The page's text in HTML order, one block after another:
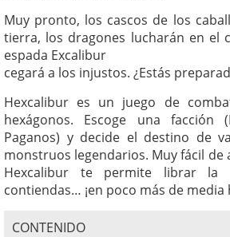
Muy pronto, los cascos de los
tierra, los dragones lucharán en el
espada Excalibur
cegará a los injustos. ¿Estás
Hexcalibur es un juego de
hexágonos. Escoge una facción
Paganos) y decide el destino de
monstruos legendarios. Muy fácil
Hexcalibur te permite librar la
contiendas… ¡en poco más de media
CONTENIDO